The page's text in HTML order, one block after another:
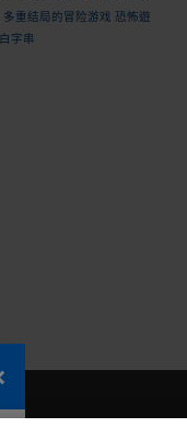
多重结局的冒险游戏 恐怖遊
字串